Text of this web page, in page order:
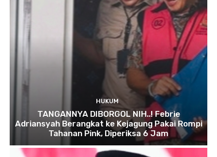
HUKUM
TANGANNYA DIBORGOL NIH..! Febrie
Adriansyah Berangkat ke Kejagung Pakai Rompi
Tahanan Pink, Diperiksa 6 Jam